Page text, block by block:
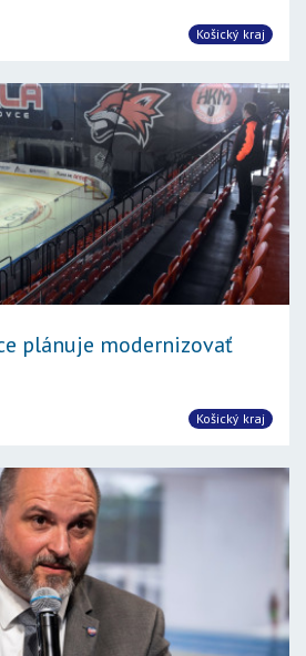
Košický kraj
plánuje modernizovať
Košický kraj